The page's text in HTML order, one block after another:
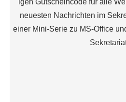
igen Gutscheincode für alle
neuesten Nachrichten im
einer Mini-Serie zu MS-Office